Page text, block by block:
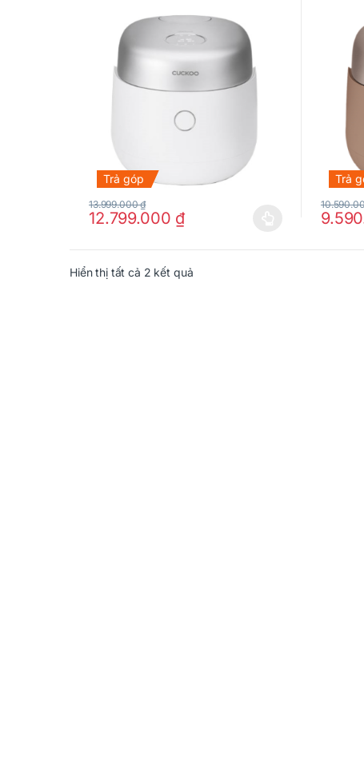
Trả góp
12.799.000 ₫
13.999.000₫
Sản phẩm này có nhiều biến thể. Các tùy chọn có
Trả
Sản
Hiển thị tất cả 2 kết quả